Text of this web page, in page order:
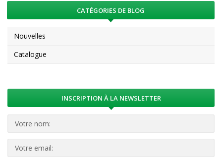
CATÉGORIES DE BLOG
Nouvelles
Catalogue
INSCRIPTION À LA NEWSLETTER